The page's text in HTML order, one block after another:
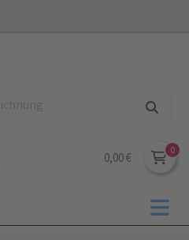
0,00 €